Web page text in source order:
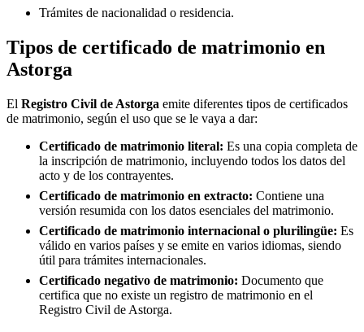
Trámites de nacionalidad o residencia.
Tipos de certificado de matrimonio en
Astorga
El Registro Civil de Astorga emite diferentes tipos de certificados
de matrimonio, según el uso que se le vaya a dar:
Certificado de matrimonio literal: Es una copia completa de
la inscripción de matrimonio, incluyendo todos los datos del
acto y de los contrayentes.
Certificado de matrimonio en extracto: Contiene una
versión resumida con los datos esenciales del matrimonio.
Certificado de matrimonio internacional o plurilingüe: Es
válido en varios países y se emite en varios idiomas, siendo
útil para trámites internacionales.
Certificado negativo de matrimonio: Documento que
certifica que no existe un registro de matrimonio en el
Registro Civil de Astorga.